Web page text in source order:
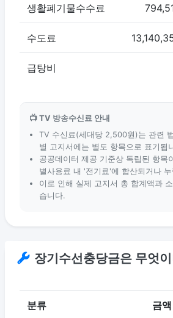
생활폐기물수수료
수도료
급탕비
📺 TV 방송수신료 안내
TV 수신료(세대당 2,500원)는 관련
별 고지서에는 별도 항목으로 표기됩
공공데이터 제공 기준상 독립된 항목
별사용료 내 '전기료'에 합산되거나
이로 인해 실제 고지서 총 합계액과
습니다.
장기수선충당금은 무엇
분류 금액